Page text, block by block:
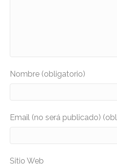
Nombre (obligatorio)
Email (no será publicado)
Sitio Web